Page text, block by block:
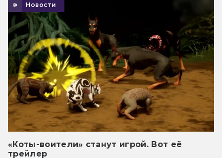
Новости
«Коты-воители» станут игрой. Вот её
трейлер